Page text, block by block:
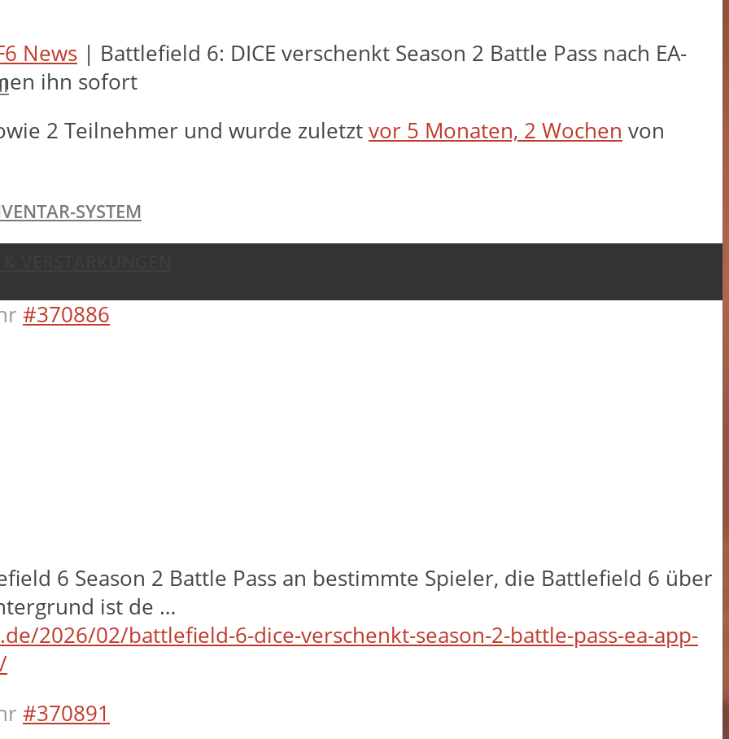
SYSTEM
News | Battlefield 6: DICE verschenkt Season 2 Battle Pass nach EA-
ihn sofort
2 Teilnehmer und wurde zuletzt vor 5 Monaten, 2 Wochen von
#370886
6 Season 2 Battle Pass an bestimmte Spieler, die Battlefield 6 über
ist de …
2026/02/battlefield-6-dice-verschenkt-season-2-battle-pass-ea-app-
#370891